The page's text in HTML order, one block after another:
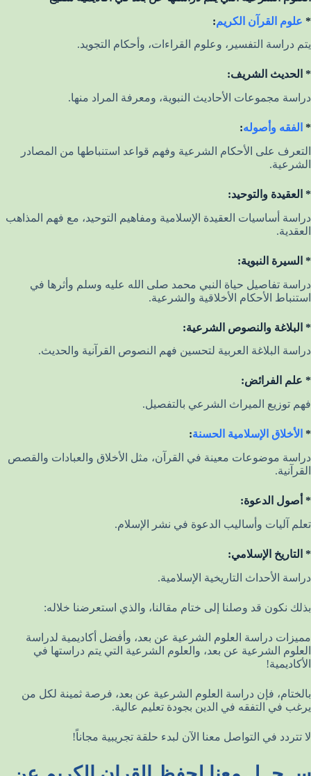
* علوم القرآن الكريم:
يتم دراسة التفسير، وعلوم القراءات، وأحكام التجويد.
* الحديث الشريف:
دراسة مجموعات الأحاديث النبوية، ومعرفة المراد منها.
* الفقه وأصوله:
التعرف على الأحكام الشرعية وفهم قواعد استنباطها من المصادر
الشرعية.
* العقيدة والتوحيد:
دراسة أساسيات العقيدة الإسلامية ومفاهيم التوحيد، مع فهم المذاهب
العقدية.
* السيرة النبوية:
دراسة تفاصيل حياة النبي محمد صلى الله عليه وسلم وأثرها في
استنباط الأحكام الأخلاقية والشرعية.
* البلاغة والنصوص الشرعية:
دراسة البلاغة العربية لتحسين فهم النصوص القرآنية والحديث.
* علم الفرائض:
فهم توزيع الميراث الشرعي بالتفصيل.
* الأخلاق الإسلامية الحسنة:
دراسة موضوعات معينة في القرآن، مثل الأخلاق والعبادات والقصص
القرآنية.
* أصول الدعوة:
تعلم آليات وأساليب الدعوة في نشر الإسلام.
* التاريخ الإسلامي:
دراسة الأحداث التاريخية الإسلامية.
بذلك نكون قد وصلنا إلى ختام مقالنا، والذي استعرضنا خلاله:
مميزات دراسة العلوم الشرعية عن بعد، وأفضل أكاديمية لدراسة
العلوم الشرعية عن بعد، والعلوم الشرعية التي يتم دراستها في
الأكاديمية!
بالختام، فإن دراسة العلوم الشرعية عن بعد، فرصة ثمينة لكل من
يرغب في التفقه في الدين بجودة تعليم عالية.
لا تتردد في التواصل معنا الآن لبدء حلقة تجريبية مجاناً!